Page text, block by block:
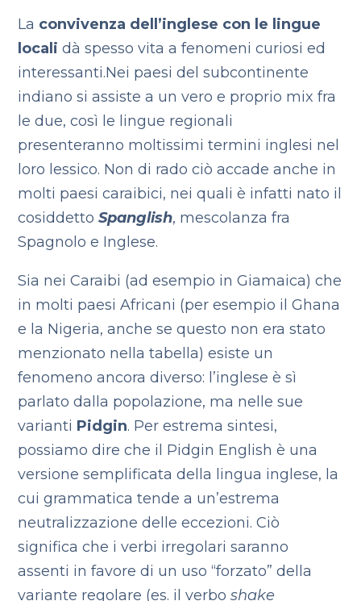
La convivenza dell’inglese con le lingue
locali dà spesso vita a fenomeni curiosi ed
interessanti.Nei paesi del subcontinente
indiano si assiste a un vero e proprio mix fra
le due, così le lingue regionali
presenteranno moltissimi termini inglesi nel
loro lessico. Non di rado ciò accade anche in
molti paesi caraibici, nei quali è infatti nato il
cosiddettoSpanglish, mescolanza fra
Spagnolo e Inglese.
Sia nei Caraibi (ad esempio in Giamaica) che
in molti paesi Africani (per esempio il Ghana
e la Nigeria, anche se questo non era stato
menzionato nella tabella) esiste un
fenomeno ancora diverso: l’inglese è sì
parlato dalla popolazione, ma nelle sue
varianti Pidgin. Per estrema sintesi,
possiamo dire che il Pidgin English è una
versione semplificata della lingua inglese, la
cui grammatica tende a un’estrema
neutralizzazione delle eccezioni. Ciò
significa che i verbi irregolari saranno
assenti in favore di un uso “forzato” della
variante regolare (es. il verboshake